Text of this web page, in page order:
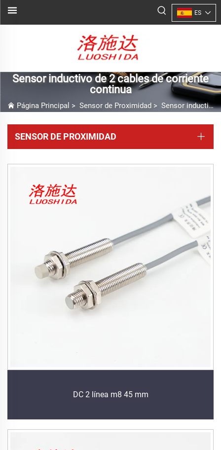
ES
Sensor inductivo de 2 cables de corriente
continua
Página Principal > Sensor de Proximidad > Sensor inductivo de 2 cables de corriente continua
SENSOR DE PROXIMIDAD
DC 2 línea m8 45 mm